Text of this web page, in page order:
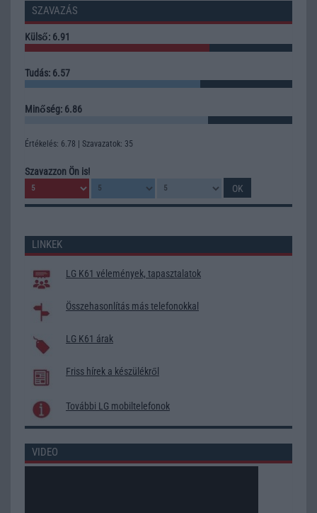
SZAVAZÁS
Külső: 6.91
Tudás: 6.57
Minőség: 6.86
Értékelés: 6.78 | Szavazatok: 35
Szavazzon Ön is!
LINKEK
LG K61 vélemények, tapasztalatok
Összehasonlítás más telefonokkal
LG K61 árak
Friss hírek a készülékről
További LG mobiltelefonok
VIDEO